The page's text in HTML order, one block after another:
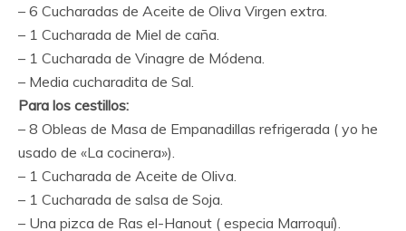
– 6 Cucharadas de Aceite de Oliva Virgen extra.
– 1 Cucharada de Miel de caña.
– 1 Cucharada de Vinagre de Módena.
– Media cucharadita de Sal.
Para los cestillos:
– 8 Obleas de Masa de Empanadillas refrigerada ( yo he
usado de «La cocinera»).
– 1 Cucharada de Aceite de Oliva.
– 1 Cucharada de salsa de Soja.
– Una pizca de Ras el-Hanout ( especia Marroquí).